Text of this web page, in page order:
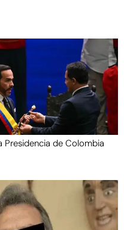
Presidencia de Colombia